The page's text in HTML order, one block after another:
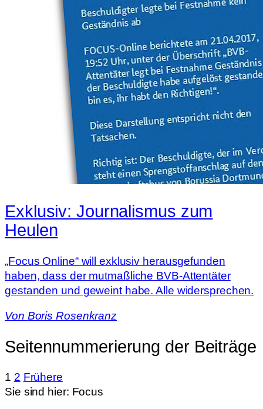
Exklusiv: Journalismus zum
Heulen
„Focus Online“ will exklusiv herausgefunden
haben, dass der mutmaßliche BVB-Attentäter
gestanden und geweint habe. Alle widersprechen.
Von Boris Rosenkranz
Seitennummerierung der Beiträge
1 2 Frühere
Sie sind hier: Focus